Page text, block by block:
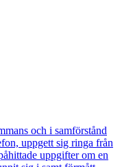
och i samförstånd
uppgett sig ringa från
uppgifter om en